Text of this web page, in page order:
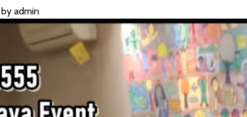
by admin